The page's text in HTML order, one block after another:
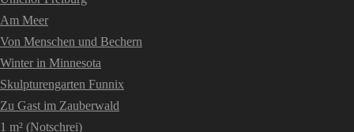
Am Meer
Von Menschen und Bechern
Winter in Minnesota
Skulpturengarten Funnix
Zu Gast im Zauberwald
1 m² (Notschrei)